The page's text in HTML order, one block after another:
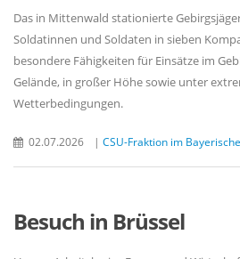
Das in Mittenwald stationierte
Soldatinnen und Soldaten in sieben
besondere Fähigkeiten für Einsätze im
Gelände, in großer Höhe sowie unter
Wetterbedingungen.
02.07.2026 | CSU-Fraktion im
Besuch in Brüssel